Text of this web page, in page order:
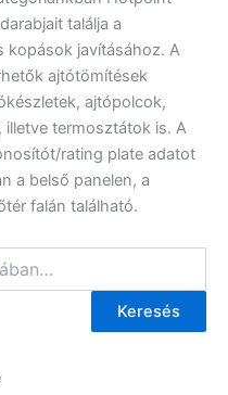
találja a
kopások javításához. A
ajtótömítések
ajtópolcok,
termosztátok is. A
rating plate adatot
a belső panelen, a
falán található.
Keresés